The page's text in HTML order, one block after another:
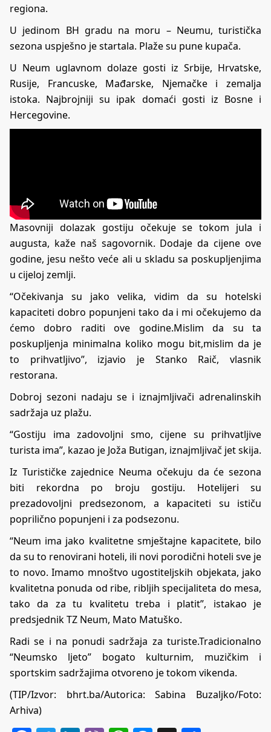
regiona.
U jedinom BH gradu na moru – Neumu, turistička
sezona uspješno je startala. Plaže su pune kupača.
U Neum uglavnom dolaze gosti iz Srbije, Hrvatske,
Rusije, Francuske, Mađarske, Njemačke i zemalja
istoka. Najbrojniji su ipak domaći gosti iz Bosne i
Hercegovine.
Masovniji dolazak gostiju očekuje se tokom jula i
augusta, kaže naš sagovornik. Dodaje da cijene ove
godine, jesu nešto veće ali u skladu sa poskupljenjima
u cijeloj zemlji.
“Očekivanja su jako velika, vidim da su hotelski
kapaciteti dobro popunjeni tako da i mi očekujemo da
ćemo dobro raditi ove godine.Mislim da su ta
poskupljenja minimalna koliko mogu bit,mislim da je
to prihvatljivo”, izjavio je Stanko Raič, vlasnik
restorana.
Dobroj sezoni nadaju se i iznajmljivači adrenalinskih
sadržaja uz plažu.
“Gostiju ima zadovoljni smo, cijene su prihvatljive
turista ima”, kazao je Joža Butigan, iznajmljivač jet skija.
Iz Turističke zajednice Neuma očekuju da će sezona
biti rekordna po broju gostiju. Hotelijeri su
prezadovoljni predsezonom, a kapaciteti su ističu
poprilično popunjeni i za podsezonu.
“Neum ima jako kvalitetne smještajne kapacitete, bilo
da su to renovirani hoteli, ili novi porodični hoteli sve je
to novo. Imamo mnoštvo ugostiteljskih objekata, jako
kvalitetna ponuda od ribe, ribljih specijaliteta do mesa,
tako da za tu kvalitetu treba i platit”, istakao je
predsjednik TZ Neum, Mato Matuško.
Radi se i na ponudi sadržaja za turiste.Tradicionalno
“Neumsko ljeto” bogato kulturnim, muzičkim i
sportskim sadržajima otvoreno je tokom vikenda.
(TIP/Izvor: bhrt.ba/Autorica:
Sabina Buzaljko/Foto:
Arhiva)